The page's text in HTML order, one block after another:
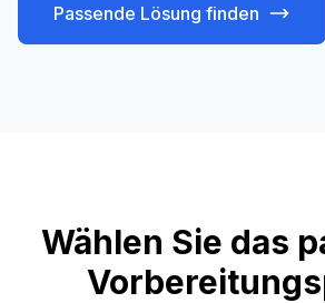
Passende Lösung finden
Wählen Sie das